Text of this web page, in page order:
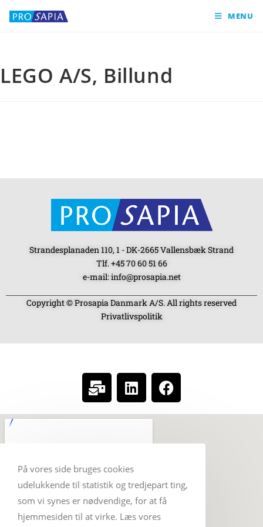
MENU
LEGO A/S, Billund
Strandesplanaden 110, 1 - DK-2665 Vallensbæk Strand
Tlf. +45 70 60 51 66
e-mail: info@prosapia.net
Copyright © Prosapia Danmark A/S. All rights reserved
Privatlivspolitik
På vores side bruges cookies
udelukkende til statistik og tredjepart ting,
som vi synes er nødvendige, for at få
hjemmesiden til at virke. Læs vores